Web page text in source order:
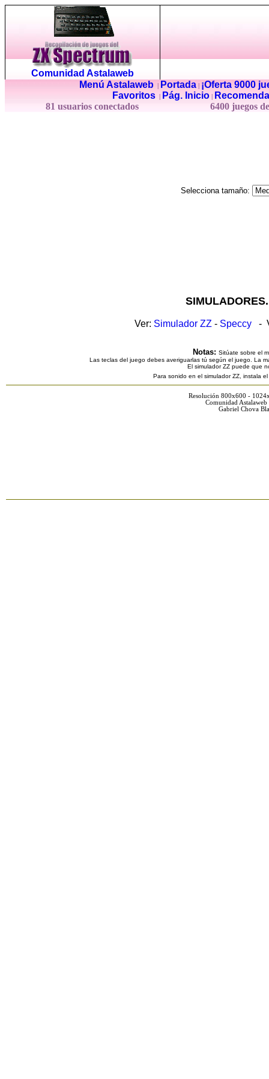
Comunidad Astalaweb
Menú Astalaweb| Portada|
¡Oferta 9000
Favoritos
Pág. Inicio
81 usuarios conectados
6400 juegos
Selecciona tamaño:
Ver: Simulador ZZ - Speccy -
Notas: Sitúate sobre el
Las teclas del juego debes averiguarlas tú según el juego. La
El simulador ZZ puede que
Para sonido en el simulador ZZ, instala
Resolución 800x600 -
Comunidad
Gabriel Chova